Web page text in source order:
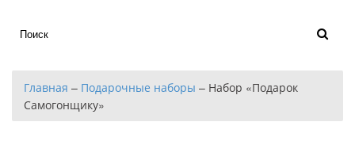
Главная – Подарочные наборы – Набор «Подарок
Самогонщику»